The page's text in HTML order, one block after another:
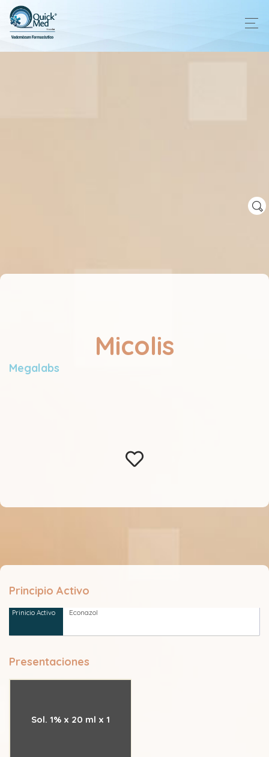
Micolis
Megalabs
Principio Activo
Econazol
Presentaciones
Sol. 1% x 20 ml x 1